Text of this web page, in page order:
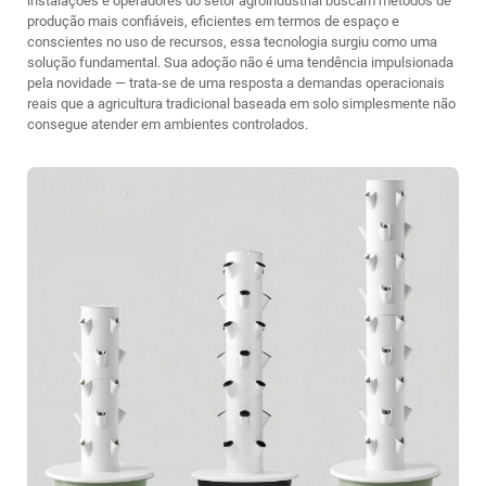
produção mais confiáveis, eficientes em termos de espaço e
conscientes no uso de recursos, essa tecnologia surgiu como uma
solução fundamental. Sua adoção não é uma tendência impulsionada
pela novidade — trata-se de uma resposta a demandas operacionais
reais que a agricultura tradicional baseada em solo simplesmente não
consegue atender em ambientes controlados.